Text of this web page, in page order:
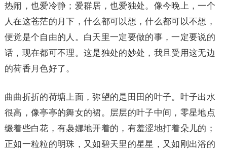
热闹，也爱冷静；爱群居，也爱独处。像今晚上，一个
人在这苍茫的月下，什么都可以想，什么都可以不想，
便觉是个自由的人。白天里一定要做的事，一定要说的
话，现在都可不理。这是独处的妙处，我且受用这无边
的荷香月色好了。
曲曲折折的荷塘上面，弥望的是田田的叶子。叶子出水
很高，像亭亭的舞女的裙。层层的叶子中间，零星地点
缀着些白花，有袅娜地开着的，有羞涩地打着朵儿的；
正如一粒粒的明珠，又如碧天里的星星，又如刚出浴的